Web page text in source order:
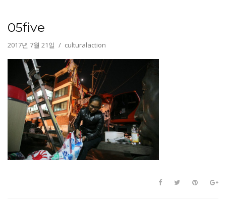
05five
2017년 7월 21일 culturalaction